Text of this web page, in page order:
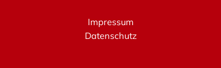
Impressum
Datenschutz